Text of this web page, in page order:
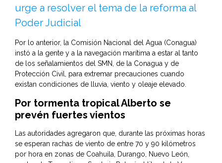
urge a resolver el tema de la reforma al
Poder Judicial
Por lo anterior, la Comisión Nacional del Agua (Conagua)
instó a la gente y a la navegación marítima a estar al tanto
de los señalamientos del SMN, de la Conagua y de
Protección Civil, para extremar precauciones cuando
existan condiciones de lluvia, viento y oleaje elevado.
Por tormenta tropical Alberto se
prevén fuertes vientos
Las autoridades agregaron que, durante las próximas horas
se esperan rachas de viento de entre 70 y 90 kilómetros
por hora en zonas de Coahuila, Durango, Nuevo León,